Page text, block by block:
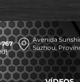
767
Avenida
Suzhou,